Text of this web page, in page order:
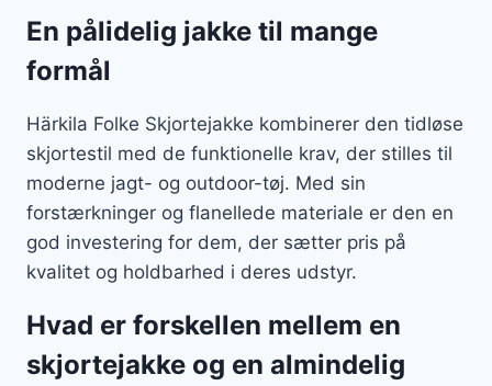
En pålidelig jakke til mange
formål
Härkila Folke Skjortejakke kombinerer den tidløse
skjortestil med de funktionelle krav, der stilles til
moderne jagt- og outdoor-tøj. Med sin
forstærkninger og flanellede materiale er den en
god investering for dem, der sætter pris på
kvalitet og holdbarhed i deres udstyr.
Hvad er forskellen mellem en
skjortejakke og en almindelig